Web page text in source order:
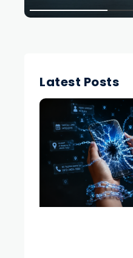
Latest Posts